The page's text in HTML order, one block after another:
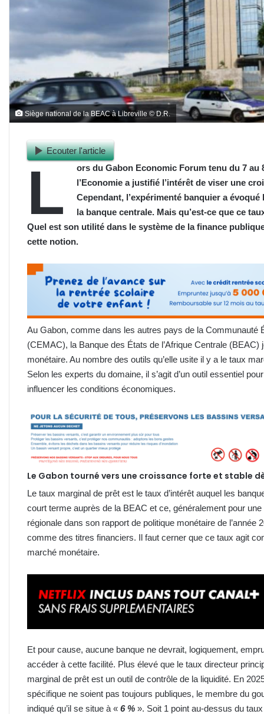
Siège national de la BEAC à Libreville © D.R.
Ecouter l'article
L
ors du Gabon Economic Forum tenu du 7
l’Economie a justifié l’intérêt de viser une
Cependant, l’expérimenté banquier a
la banque centrale. Mais qu’est-ce que ce
Quel est son utilité dans le système de la finance
cette notion.
Au Gabon, comme dans les autres pays de la Communauté
(CEMAC), la Banque des États de l’Afrique Centrale
monétaire. Au nombre des outils qu’elle usite il y a le taux
Selon les experts du domaine, il s’agit d’un outil essentiel
influencer les conditions économiques.
Le Gabon tourné vers une croissance forte et stable
Le taux marginal de prêt est le taux d’intérêt auquel les
court terme auprès de la BEAC et ce, généralement pour
régionale dans son rapport de politique monétaire de
comme des titres financiers. Il faut cerner que ce taux agit
marché monétaire.
Et pour cause, aucune banque ne devrait, logiquement,
accéder à cette facilité. Plus élevé que le taux directeur
marginal de prêt est un outil de contrôle de la liquidité. En
spécifique ne soient pas toujours publiques, le membre du
indiqué qu’il se situe à « 6 % ». Soit 1 point au-dessus du